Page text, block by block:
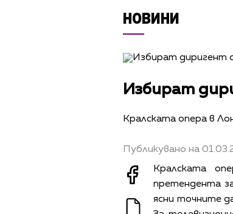
НОВИНИ
Избират
Кралската опера в
Публикувано на
Кралската
претендента
ясни точните